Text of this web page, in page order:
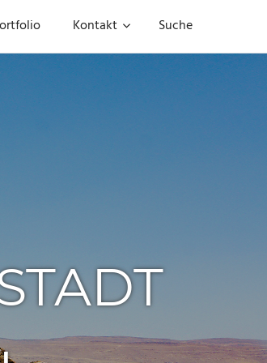
Kontakt Suche